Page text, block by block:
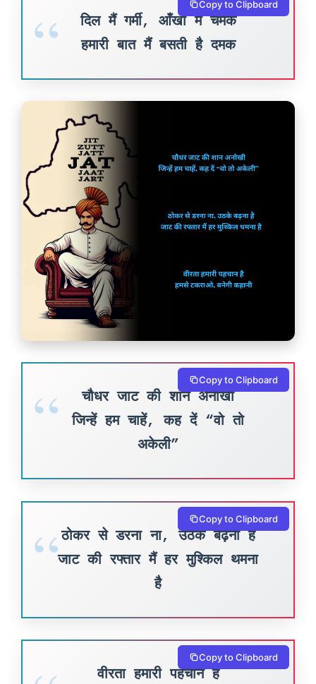
दिल मैं गर्मी, आँखों मैं चमक
हमारी बात मैं बसती है दमक
Copy to Clipboard
चौधर जाट की शान अनोखी
जिन्हें हम चाहें, कह दें “वो तो
अकेली”
Copy to Clipboard
ठोकर से डरना ना, उठके बढ़ना है
जाट की रफ्तार मैं हर मुश्किल थमना
है
Copy to Clipboard
वीरता हमारी पहचान है
Copy to Clipboard